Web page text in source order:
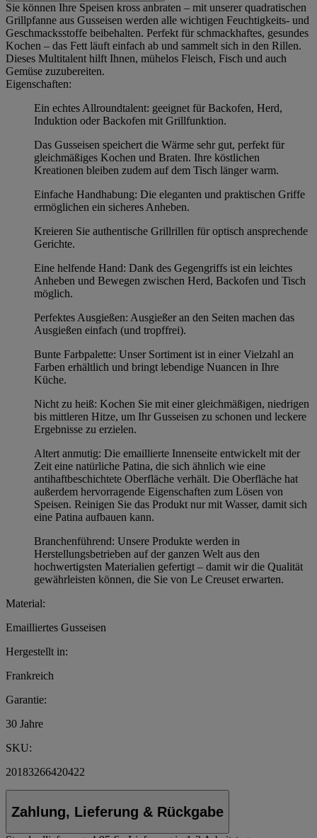
Sie können Ihre Speisen kross anbraten – mit unserer quadratischen
Grillpfanne aus Gusseisen werden alle wichtigen Feuchtigkeits- und
Geschmacksstoffe beibehalten. Perfekt für schmackhaftes, gesundes
Kochen – das Fett läuft einfach ab und sammelt sich in den Rillen.
Dieses Multitalent hilft Ihnen, mühelos Fleisch, Fisch und auch
Gemüse zuzubereiten.
Eigenschaften:
Ein echtes Allroundtalent: geeignet für Backofen, Herd,
Induktion oder Backofen mit Grillfunktion.
Das Gusseisen speichert die Wärme sehr gut, perfekt für
gleichmäßiges Kochen und Braten. Ihre köstlichen
Kreationen bleiben zudem auf dem Tisch länger warm.
Einfache Handhabung: Die eleganten und praktischen Griffe
ermöglichen ein sicheres Anheben.
Kreieren Sie authentische Grillrillen für optisch ansprechende
Gerichte.
Eine helfende Hand: Dank des Gegengriffs ist ein leichtes
Anheben und Bewegen zwischen Herd, Backofen und Tisch
möglich.
Perfektes Ausgießen: Ausgießer an den Seiten machen das
Ausgießen einfach (und tropffrei).
Bunte Farbpalette: Unser Sortiment ist in einer Vielzahl an
Farben erhältlich und bringt lebendige Nuancen in Ihre
Küche.
Nicht zu heiß: Kochen Sie mit einer gleichmäßigen, niedrigen
bis mittleren Hitze, um Ihr Gusseisen zu schonen und leckere
Ergebnisse zu erzielen.
Altert anmutig: Die emaillierte Innenseite entwickelt mit der
Zeit eine natürliche Patina, die sich ähnlich wie eine
antihaftbeschichtete Oberfläche verhält. Die Oberfläche hat
außerdem hervorragende Eigenschaften zum Lösen von
Speisen. Reinigen Sie das Produkt nur mit Wasser, damit sich
eine Patina aufbauen kann.
Branchenführend: Unsere Produkte werden in
Herstellungsbetrieben auf der ganzen Welt aus den
hochwertigsten Materialien gefertigt – damit wir die Qualität
gewährleisten können, die Sie von Le Creuset erwarten.
Material:
Emailliertes Gusseisen
Hergestellt in:
Frankreich
Garantie:
30 Jahre
SKU:
20183266420422
Zahlung, Lieferung & Rückgabe